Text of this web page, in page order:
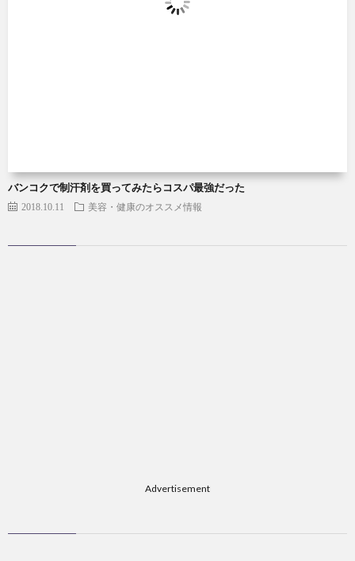
バンコクで制汗剤を買ってみたらコスパ最強だった
2018.10.11 美容・健康のオススメ情報
Advertisement